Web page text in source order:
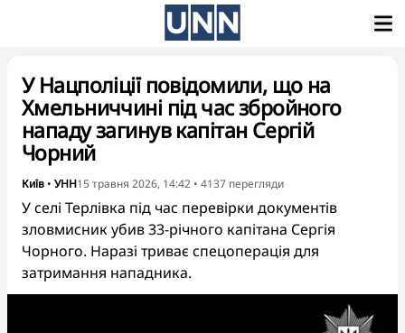
У Нацполіції повідомили, що на
Хмельниччині під час збройного
нападу загинув капітан Сергій
Чорний
Київ • УНН15 травня 2026, 14:42 • 4137 перегляди
У селі Терлівка під час перевірки документів
зловмисник убив 33-річного капітана Сергія
Чорного. Наразі триває спецоперація для
затримання нападника.